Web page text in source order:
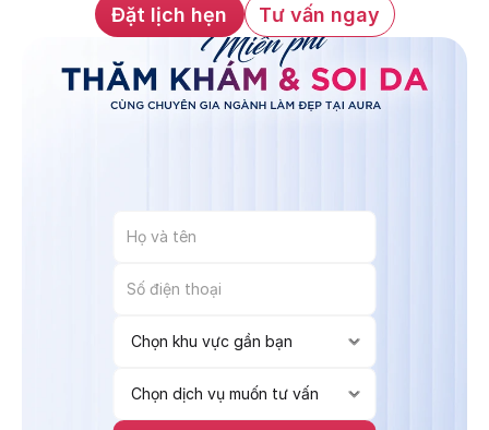
Đặt lịch hẹn Tư vấn ngay